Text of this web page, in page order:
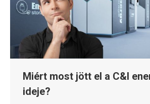
Miért most jött el a C&I
ideje?